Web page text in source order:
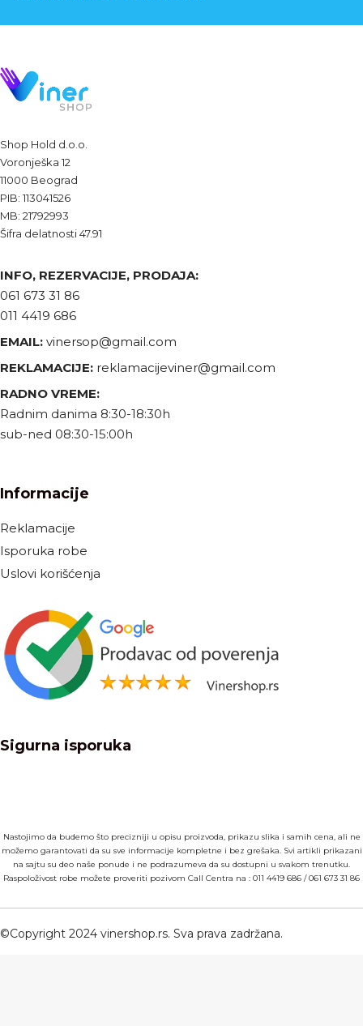
Shop Hold d.o.o.
Voronješka 12
11000 Beograd
PIB: 113041526
MB: 21792993
Šifra delatnosti 47.91
INFO, REZERVACIJE, PRODAJA:
061 673 31 86
011 4419 686
EMAIL: vinersop@gmail.com
REKLAMACIJE: reklamacijeviner@gmail.com
RADNO VREME:
Radnim danima 8:30-18:30h
sub-ned 08:30-15:00h
Informacije
Reklamacije
Isporuka robe
Uslovi korišćenja
Sigurna isporuka
Nastojimo da budemo što precizniji u opisu proizvoda, prikazu slika i samih cena, ali ne
možemo garantovati da su sve informacije kompletne i bez grešaka. Svi artikli prikazani
na sajtu su deo naše ponude i ne podrazumeva da su dostupni u svakom trenutku.
Raspoloživost robe možete proveriti pozivom Call Centra na : 011 4419 686 /061 673 31 86
©Copyright 2024 vinershop.rs. Sva prava zadržana.